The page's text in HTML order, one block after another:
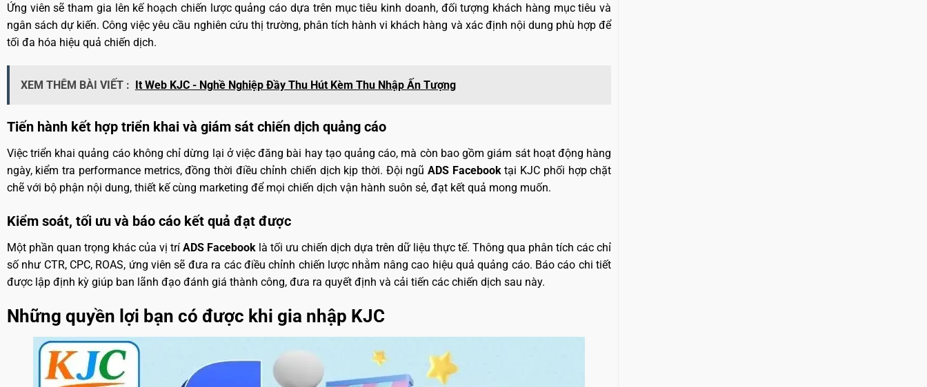
Ứng viên sẽ tham gia lên kế hoạch chiến lược quảng cáo dựa trên mục tiêu kinh doanh, đối tượng khách hàng mục tiêu và
ngân sách dự kiến. Công việc yêu cầu nghiên cứu thị trường, phân tích hành vi khách hàng và xác định nội dung phù hợp để
tối đa hóa hiệu quả chiến dịch.
XEM THÊM BÀI VIẾT : It Web KJC - Nghề Nghiệp Đầy Thu Hút Kèm Thu Nhập Ấn Tượng
Tiến hành kết hợp triển khai và giám sát chiến dịch quảng cáo
Việc triển khai quảng cáo không chỉ dừng lại ở việc đăng bài hay tạo quảng cáo, mà còn bao gồm giám sát hoạt động hàng
ngày, kiểm tra performance metrics, đồng thời điều chỉnh chiến dịch kịp thời. Đội ngũADS Facebooktại KJC phối hợp chặt
chẽ với bộ phận nội dung, thiết kế cùng marketing để mọi chiến dịch vận hành suôn sẻ, đạt kết quả mong muốn.
Kiểm soát, tối ưu và báo cáo kết quả đạt được
Một phần quan trọng khác của vị trí ADS Facebooklà tối ưu chiến dịch dựa trên dữ liệu thực tế. Thông qua phân tích các chỉ
số như CTR, CPC, ROAS, ứng viên sẽ đưa ra các điều chỉnh chiến lược nhằm nâng cao hiệu quả quảng cáo. Báo cáo chi tiết
được lập định kỳ giúp ban lãnh đạo đánh giá thành công, đưa ra quyết định và cải tiến các chiến dịch sau này.
Những quyền lợi bạn có được khi gia nhập KJC